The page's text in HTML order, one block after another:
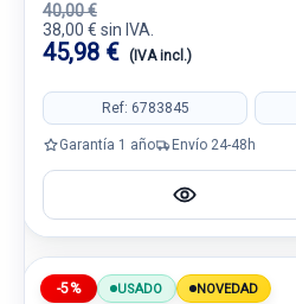
40,00 €
38,00 € sin IVA.
45,98 € (IVA incl.)
Ref: 6783845
Garantía 1 año Envío 24-48h
-5% USADO NOVEDAD